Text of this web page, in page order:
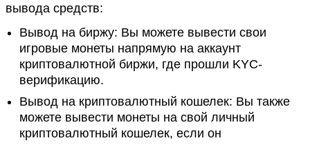
вывода средств:
Вывод на биржу: Вы можете вывести свои
игровые монеты напрямую на аккаунт
криптовалютной биржи, где прошли KYC-
верификацию.
Вывод на криптовалютный кошелек: Вы также
можете вывести монеты на свой личный
криптовалютный кошелек, если он